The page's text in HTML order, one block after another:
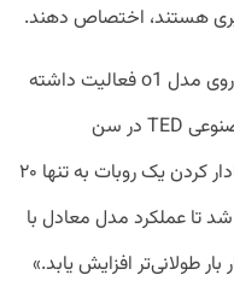
هستند، اختصاص دهند.
نوام براون، پژوهشگری از اوپن‌ای‌آی که روی مدل o1 فعالیت داشته
است ماه گذشته در کنفرانس هوش مصنوعی TED در سن‌
فرانسیسکو، گفت: «متوجه شدیم که وادار کردن یک روبات به تنها ۲۰
تا عملکرد مدل معادل با